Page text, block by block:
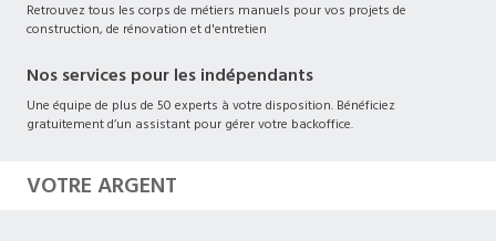
Retrouvez tous les corps de métiers manuels pour vos projets de
construction, de rénovation et d'entretien
Nos services pour les indépendants
Une équipe de plus de 50 experts à votre disposition. Bénéficiez
gratuitement d’un assistant pour gérer votre backoffice.
VOTRE ARGENT